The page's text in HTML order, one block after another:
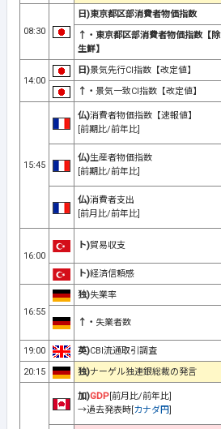
08:30
日)東京都区部消費者物価指数
↑・東京都区部消費者物価指数【除
生鮮】
14:00
日)景気先行CI指数【改定値】
↑・ 景気一致CI指数【改定値】
15:45
仏)消費者物価指数【速報値】
[前期比/前年比]
仏)生産者物価指数
[前期比/前年比]
仏)消費者支出
[前月比/前年比]
16:00
ト)貿易収支
ト)経済信頼感
16:55
独)失業率
↑・ 失業者数
19:00
英)CBI流通取引調査
20:15
独)ナーゲル独連銀総裁の発言
加)GDP [前月比/前年比]
→過去発表時[ カナダ円